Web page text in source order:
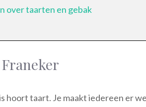
over taarten en gebak
hoort taart. Je maakt iedereen er